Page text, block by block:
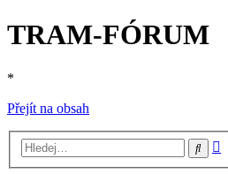
TRAM-FÓRUM
*
Přejít na obsah
Hledat